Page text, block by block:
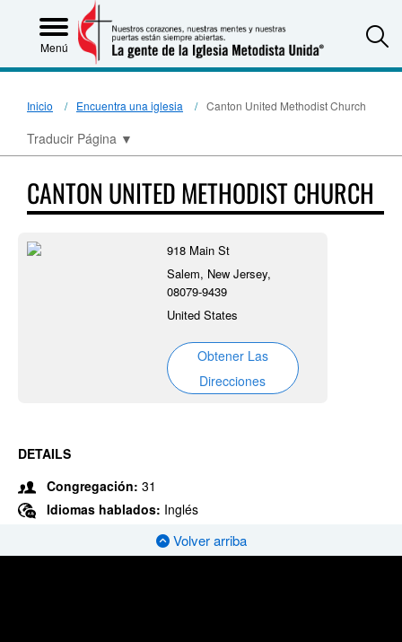
Menú
Inicio Encuentra una iglesia Canton United Methodist Church
Traducir Página ▼
CANTON UNITED METHODIST CHURCH
918 Main St
Salem, New Jersey,
08079-9439
United States
Obtener Las
Direcciones
DETAILS
Congregación: 31
Idiomas hablados: Inglés
Volver arriba